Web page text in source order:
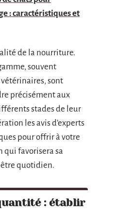
: caractéristiques et
de la nourriture.
souvent
sont
précisément aux
stades de leur
les avis d’experts
pour offrir à votre
favorisera sa
quotidien.
: établir